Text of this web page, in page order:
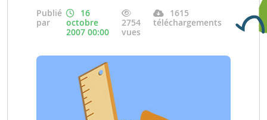
Publié
par
16
octobre
2007 00:00
2754
vues
1615
téléchargements